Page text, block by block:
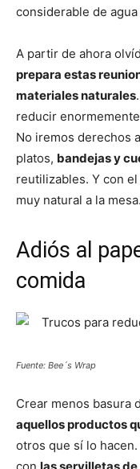
considerable de
A partir de ahora
prepara estas
materiales naturales
reducir
No iremos derechos
platos, bandejas y
reutilizables. Y con
muy natural a la mesa.
Adiós al
comida
Fuente: Bee´s Wrap
Crear menos basura
aquellos productos
otros que sí lo